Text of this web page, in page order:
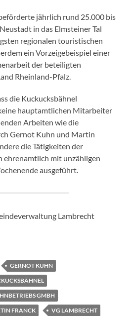
jährlich rund 25.000 bis
in das Elmsteiner Tal
regionalen touristischen
ein Vorzeigebeispiel einer
der beteiligten
Rheinland-Pfalz.
die Kuckucksbähnel
hauptamtlichen Mitarbeiter
Arbeiten wie die
Gernot Kuhn und Martin
die Tätigkeiten der
ehrenamtlich mit unzähligen
ausgeführt.
Lambrecht
GERNOT KUHN
GMBH
FRANCK VG LAMBRECHT